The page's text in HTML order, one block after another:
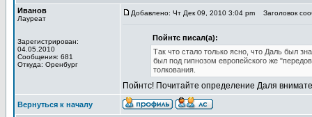
Иванов
Лауреат
Зарегистрирован:
04.05.2010
Сообщения: 681
Откуда: Оренбург
Добавлено: Чт Дек 09, 2010 3:04 pm Заголовок
Пойнтс писал(а):
Так что стало только ясно, что Даль был
был под гипнозом европейского же
толкования.
Пойнтс! Почитайте определение Даля
Вернуться к началу